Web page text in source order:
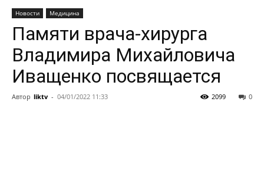
Новости Медицина
Памяти врача-хирурга
Владимира Михайловича
Иващенко посвящается
Автор liktv - 04/01/2022 11:33 0
2099